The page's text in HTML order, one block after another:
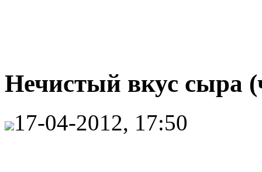
Нечистый вкус сыра
17-04-2012, 17:50